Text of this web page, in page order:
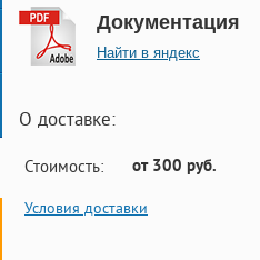
Документация
Найти в яндекс
О доставке:
Стоимость: от 300 руб.
Условия доставки